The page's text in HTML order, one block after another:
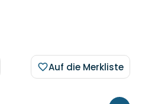
Auf die Merkliste